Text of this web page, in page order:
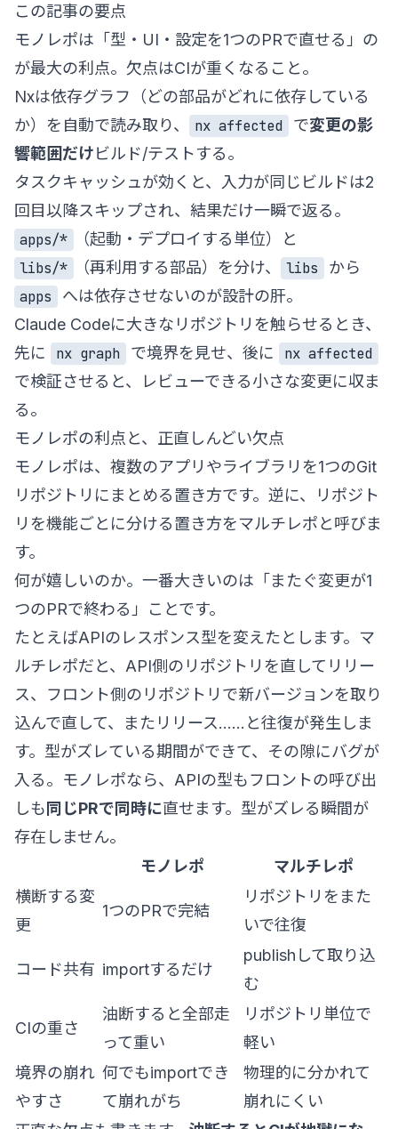
この記事の要点
モノレポは「型・UI・設定を1つのPRで直せる」の
が最大の利点。欠点はCIが重くなること。
Nxは依存グラフ（どの部品がどれに依存している
か）を自動で読み取り、
nx affected で変更の影
響範囲だけビルド/テストする。
タスクキャッシュが効くと、入力が同じビルドは2
回目以降スキップされ、結果だけ一瞬で返る。
apps/*
（起動・デプロイする単位）と
libs/*
（再利用する部品）を分け、 libs
から
apps
へは依存させないのが設計の肝。
Claude Codeに大きなリポジトリを触らせるとき、
先に
nx graph で境界を見せ、後に
nx affected
で検証させると、レビューできる小さな変更に収ま
る。
モノレポの利点と、正直しんどい欠点
モノレポは、複数のアプリやライブラリを1つのGit
リポジトリにまとめる置き方です。逆に、リポジト
リを機能ごとに分ける置き方をマルチレポと呼びま
す。
何が嬉しいのか。一番大きいのは「またぐ変更が1
つのPRで終わる」ことです。
たとえばAPIのレスポンス型を変えたとします。マ
ルチレポだと、API側のリポジトリを直してリリー
ス、フロント側のリポジトリで新バージョンを取り
込んで直して、またリリース……と往復が発生しま
す。型がズレている期間ができて、その隙にバグが
入る。モノレポなら、APIの型もフロントの呼び出
しも 同じPRで同時に直せます。型がズレる瞬間が
存在しません。
モノレポ
マルチレポ
横断する変
更
1つのPRで完結
リポジトリをまた
いで往復
コード共有 importするだけ
publishして取り込
む
CIの重さ
油断すると全部走
って重い
リポジトリ単位で
軽い
境界の崩れ
やすさ
何でもimportでき
て崩れがち
物理的に分かれて
崩れにくい